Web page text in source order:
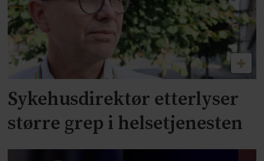
Sykehusdirektør etterlyser
større grep i helsetjenesten